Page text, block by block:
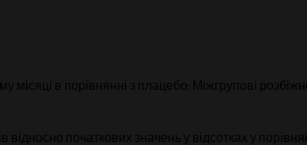
місяці в порівнянні з плацебо: Міжгрупові
відносно початкових значень у відсотках у